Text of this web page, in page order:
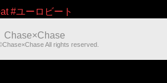
#ユーロビート
Chase×Chase
All rights reserved.